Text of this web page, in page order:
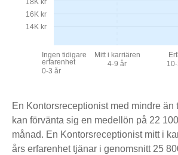
14K kr
16K kr
18K kr
Ingen tidigare
erfarenhet
0-3 år
Mitt i karriären
4-9 år
En Kontorsreceptionist med mindre än
kan förvänta sig en medellön på 22
månad. En Kontorsreceptionist mitt i
års erfarenhet tjänar i genomsnitt 25